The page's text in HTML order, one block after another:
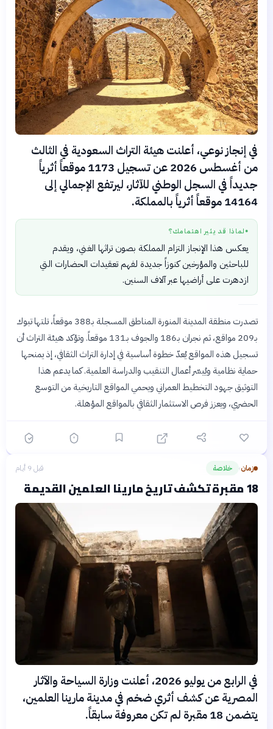
في إنجاز نوعي، أعلنت هيئة التراث السعودية في الثالث
من أغسطس 2026 عن تسجيل 1173 موقعاً أثرياً
جديداً في السجل الوطني للآثار، ليرتفع الإجمالي إلى
14164 موقعاً أثرياً بالمملكة.
● لماذا قد يثير اهتمامك؟
يعكس هذا الإنجاز التزام المملكة بصون تراثها الغني، ويقدم
للباحثين والمؤرخين كنوزاً جديدة لفهم تعقيدات الحضارات التي
ازدهرت على أراضيها عبر آلاف السنين.
تصدرت منطقة المدينة المنورة المناطق المسجلة بـ388 موقعاً، تلتها تبوك
بـ209 مواقع، ثم نجران بـ186 والجوف بـ131 موقعاً. وتؤكد هيئة التراث أن
تسجيل هذه المواقع يُعدّ خطوة أساسية في إدارة التراث الثقافي، إذ يمنحها
حماية نظامية ويُيسّر أعمال التنقيب والدراسة العلمية. كما يدعم هذا
التوثيق جهود التخطيط العمراني ويحمي المواقع التاريخية من التوسع
الحضري، ويعزز فرص الاستثمار الثقافي بالمواقع المؤهلة.
زمان› خلاصة قبل 9 أيام
18 مقبرة تكشف تاريخ مارينا العلمين القديمة
في الرابع من يوليو 2026، أعلنت وزارة السياحة والآثار
المصرية عن كشف أثري ضخم في مدينة مارينا العلمين،
يتضمن 18 مقبرة لم تكن معروفة سابقاً.